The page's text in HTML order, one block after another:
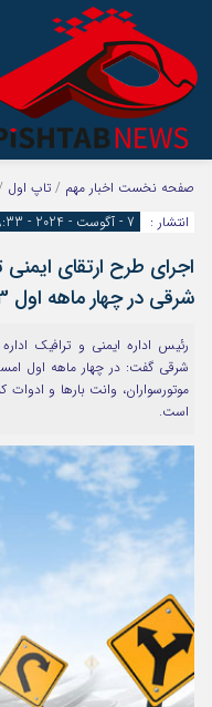
اینستاگرام
سروش
آپارات
نام کاربری یا نشانی ایمیل
رمز عبور
مرا به خاطر بسپار
صفحه نخست اخبار مهم / تاپ اول
انتشار :
7 - آگوست - 2024 - 18:33
شرقی در چهار ماهه اول 1403
رئیس اداره ایمنی و ترافیک
شرقی گفت: در چهار ماهه اول
است.